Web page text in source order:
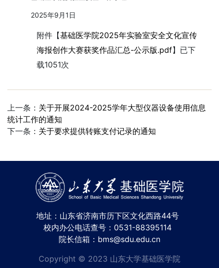
2025年9月1日
附件【基础医学院2025年实验室安全文化宣传
海报创作大赛获奖作品汇总-公示版.pdf】已下
载1051次
上一条： 关于开展2024-2025学年大型仪器设备使用信息
统计工作的通知
下一条： 关于要求提供转账支付记录的通知
地址：山东省济南市历下区文化西路44号
校内办公电话查号：0531-88395114
院长信箱：bms@sdu.edu.cn
Copyright © 2023 山东大学基础医学院